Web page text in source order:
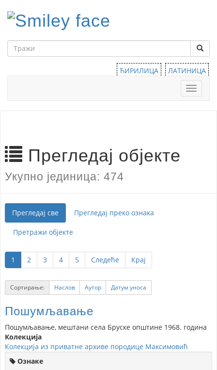
ЋИРИЛИЦА
ЛАТИНИЦА
Тоггле
Прегледај објекте
Укупно јединица: 474
Прегледај све Прегледај преко ознака
Претражи објекте
1 2 3 4 5 Следеће Крај
Сортирање: Наслов Аутор Датум уноса
Пошумљавање
Пошумљавање, мештани села Бруске општине 1968. година
Колекција
Колекција из приватне архиве породице Максимовић
Ознаке